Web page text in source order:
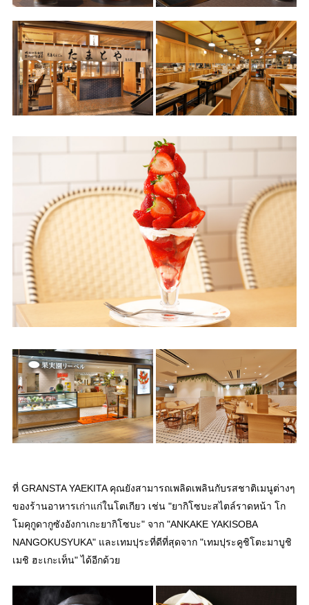
ที่ GRANSTA YAEKITA คุณยังสามารถเพลิดเพลินกับรสชาติเมนูต่างๆ
ของร้านอาหารเก่าแก่ในโตเกียว เช่น "ยากิโซบะสไตล์ราดหน้า โก
โมคุกูดากูซังอังกาเกะยากิโซบะ" จาก "ANKAKE YAKISOBA
NANGOKUSYUKA" และเทมปุระที่ดีที่สุดจาก "เทมปุระคูชิโตะมาบูชิ
เมชิ ฮะเกะเท็น" ได้อีกด้วย